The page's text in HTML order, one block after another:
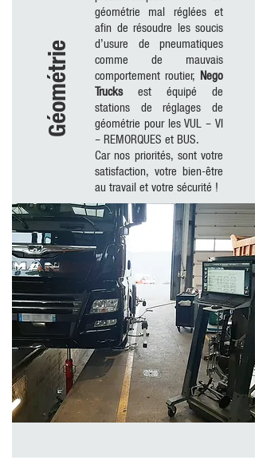
Géométrie
géométrie mal réglées et
afin de résoudre les soucis
d’usure de pneumatiques
comme de mauvais
comportement routier, Nego
Trucksest équipé de
stations de réglages de
géométrie pour les VUL – VI
– REMORQUES et BUS.
Car nos priorités, sont votre
satisfaction, votre bien-être
au travail et votre sécurité !